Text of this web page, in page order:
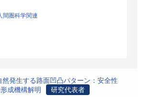
間圏科学関連
発生する路面凹凸パターン：安全性
成機構解明
研究代表者